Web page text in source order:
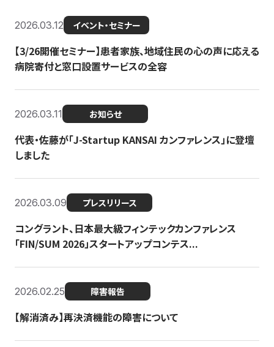
2026.03.12 イベント・セミナー
【3/26開催セミナー】患者家族、地域住民の心の声に応える
病院寄付と窓口設置サービスの全容
2026.03.11 お知らせ
代表・佐藤が「J-Startup KANSAI カンファレンス」に登壇
しました
2026.03.09 プレスリリース
コングラント、日本最大級フィンテックカンファレンス
「FIN/SUM 2026」スタートアップコンテス...
2026.02.25 障害報告
【解消済み】再決済機能の障害について